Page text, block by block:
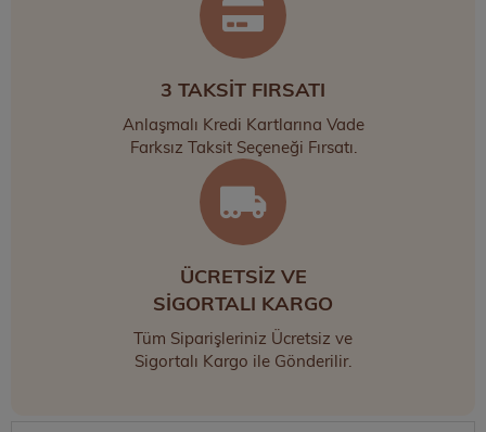
3 TAKSİT FIRSATI
Anlaşmalı Kredi Kartlarına Vade
Farksız Taksit Seçeneği Fırsatı.
ÜCRETSİZ VE
SİGORTALI KARGO
Tüm Siparişleriniz Ücretsiz ve
Sigortalı Kargo ile Gönderilir.